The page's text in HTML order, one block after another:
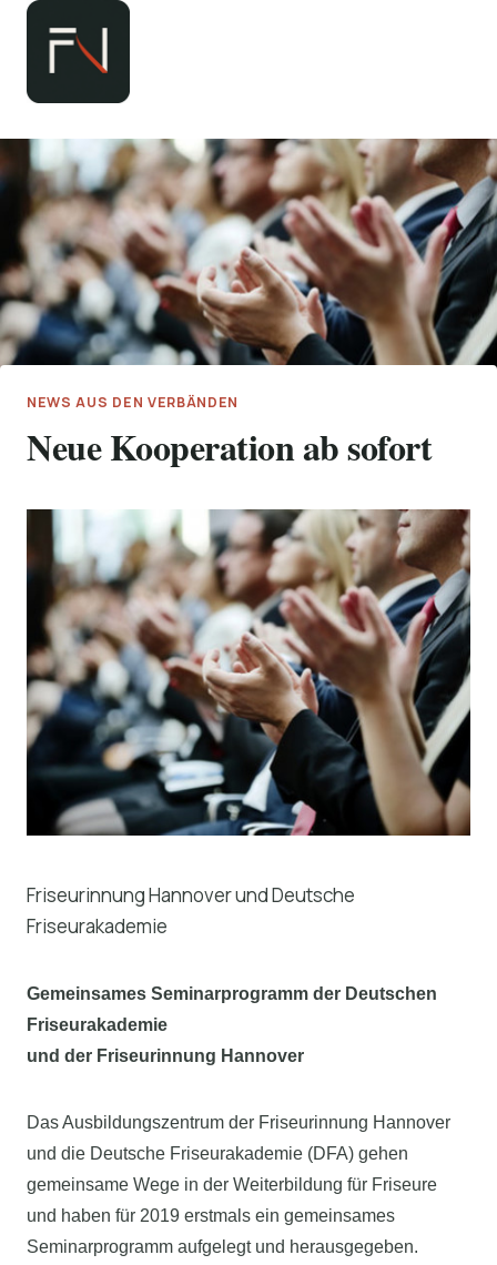
Zum
springen
NEWS AUS DEN VERBÄNDEN
Neue Kooperation ab sofort
Friseurinnung Hannover und Deutsche
Friseurakademie
Gemeinsames Seminarprogramm der Deutschen
Friseurakademie
und der Friseurinnung Hannover
Das Ausbildungszentrum der Friseurinnung Hannover
und die Deutsche Friseurakademie (DFA) gehen
gemeinsame Wege in der Weiterbildung für Friseure
und haben für 2019 erstmals ein gemeinsames
Seminarprogramm aufgelegt und herausgegeben.